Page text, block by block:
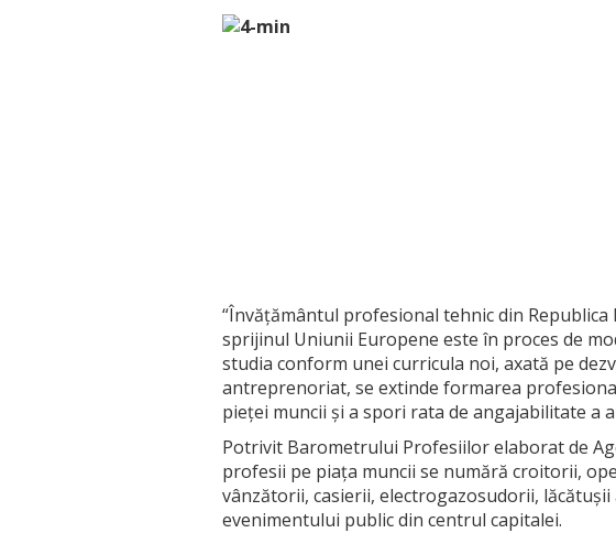
“Învățământul profesional tehnic din
sprijinul Uniunii Europene este în proces de
studia conform unei curricula noi, axată pe
antreprenoriat, se extinde formarea
pieței muncii și a spori rata de angajabilitate a
Potrivit Barometrului Profesiilor elaborat de
profesii pe piața muncii se numără croitorii,
vânzătorii, casierii, electrogazosudorii,
evenimentului public din centrul capitalei.